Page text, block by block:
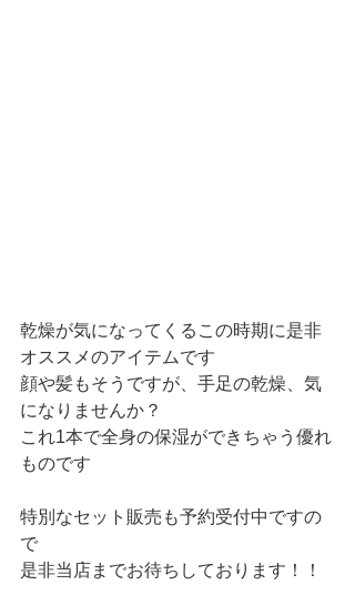
乾燥が気になってくるこの時期に是非
オススメのアイテムです
顔や髪もそうですが、手足の乾燥、気
になりませんか？
これ1本で全身の保湿ができちゃう優れ
ものです
特別なセット販売も予約受付中ですの
で
是非当店までお待ちしております！！